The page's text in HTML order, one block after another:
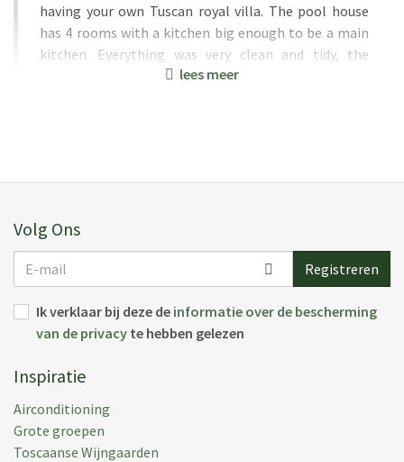
having your own Tuscan royal villa. The pool house
has 4 rooms with a kitchen big enough to be a main
kitchen. Everything was very clean and tidy, the
cleaner came half way though the week in the
Vakantieperiode:
lees meer
Volg Ons
mail
Registreren
Ik verklaar bij deze de informatie over de bescherming
van de privacy te hebben gelezen
Inspiratie
Airconditioning
Grote groepen
Toscaanse Wijngaarden